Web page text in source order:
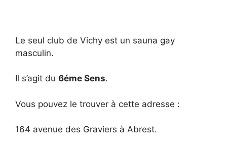
Le seul club de Vichy est un sauna gay
masculin.
Il s’agit du 6éme Sens.
Vous pouvez le trouver à cette adresse :
164 avenue des Graviers à Abrest.